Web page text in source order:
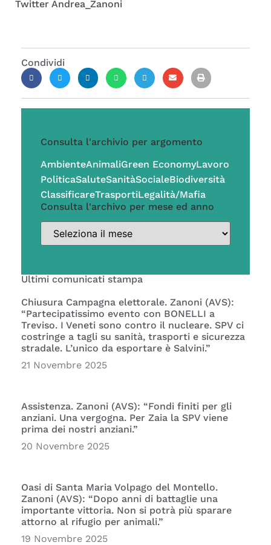
Twitter Andrea_Zanoni
Condividi
Consulta l'archivio per argomento
AmbienteAnimaliGreen EconomyLavoro
PoliticaSaluteSanitàSocialeBiodiversità
ClassificareTrasportiLegalità/Mafia
Consulta l'archivo per mese ed anno
Ultimi comunicati stampa
Chiusura Campagna elettorale. Zanoni (AVS):
“Partecipatissimo evento con BONELLI a
Treviso. I Veneti sono contro il nucleare. SPV ci
costringe a tagli su sanità, trasporti e sicurezza
stradale. L’unico da esportare è Salvini.”
21 Novembre 2025
Assistenza. Zanoni (AVS): “Fondi finiti per gli
anziani. Una vergogna. Per Zaia la SPV viene
prima dei nostri anziani.”
20 Novembre 2025
Oasi di Santa Maria Volpago del Montello.
Zanoni (AVS): “Dopo anni di battaglie una
importante vittoria. Non si potrà più sparare
attorno al rifugio per animali.”
19 Novembre 2025